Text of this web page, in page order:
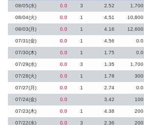
08/05(水)
0.0 3 2.52 1,700
08/04(火) 0.0 1 4.51 10,800
08/03(月) 0.0 1 4.16 12,600
07/31(金) 0.0 1 4.56 0.0
07/30(木) 0.0 1 1.75 0.0
07/29(水) 0.0 3 1.35 1,700
07/28(火) 0.0 1 1.78 300
07/27(月) 0.0 1 2.74 0.0
07/24(金) 0.0 3.42 100
07/23(木) 0.0 1 4.38 200
07/22(水) 0.0 3 2.36 200